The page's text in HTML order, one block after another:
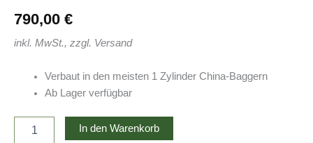
790,00 €
inkl. MwSt., zzgl. Versand
Verbaut in den meisten 1 Zylinder China-Baggern
Ab Lager verfügbar
Koop
In den Warenkorb